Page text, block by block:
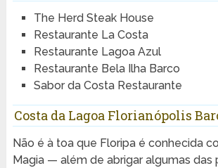
The Herd Steak House
Restaurante La Costa
Restaurante Lagoa Azul
Restaurante Bela Ilha Barco
Sabor da Costa Restaurante
Costa da Lagoa Florianópolis
Não é à toa que Floripa é conhecida
Magia — além de abrigar algumas das